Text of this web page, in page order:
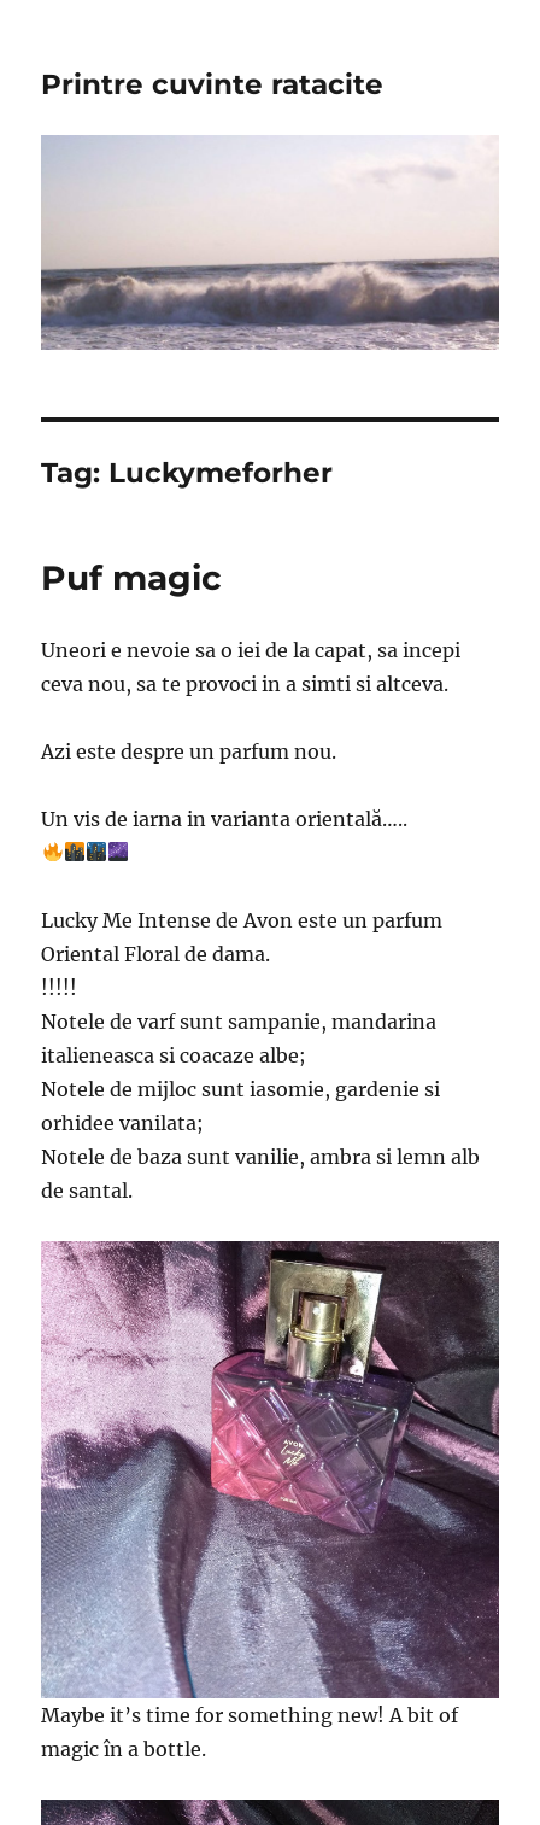
Printre cuvinte ratacite
Tag: Luckymeforher
Puf magic
Uneori e nevoie sa o iei de la capat, sa incepi
ceva nou, sa te provoci in a simti si altceva.
Azi este despre un parfum nou.
Un vis de iarna in varianta orientală…..
Lucky Me Intense de Avon este un parfum
Oriental Floral de dama.
!!!!!
Notele de varf sunt sampanie, mandarina
italieneasca si coacaze albe;
Notele de mijloc sunt iasomie, gardenie si
orhidee vanilata;
Notele de baza sunt vanilie, ambra si lemn alb
de santal.
Maybe it’s time for something new! A bit of
magic în a bottle.